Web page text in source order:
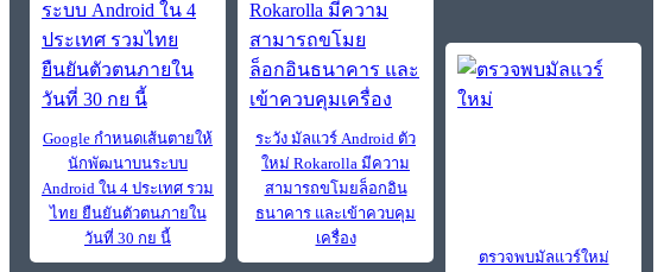
Google กำหนดเส้นตายให้
นักพัฒนาบนระบบ
Android ใน 4 ประเทศ รวม
ไทย ยืนยันตัวตนภายใน
วันที่ 30 กย นี้
ระวัง มัลแวร์ Android ตัว
ใหม่ Rokarolla มีความ
สามารถขโมยล็อกอิน
ธนาคาร และเข้าควบคุม
เครื่อง
ตรวจพบมัลแวร์ใหม่